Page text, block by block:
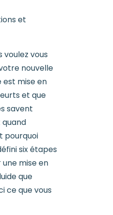
et
voulez vous
nouvelle
est mise en
et que
savent
pourquoi
six étapes
une mise en
que
ce que vous